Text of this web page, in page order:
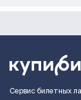
Сервис билетных